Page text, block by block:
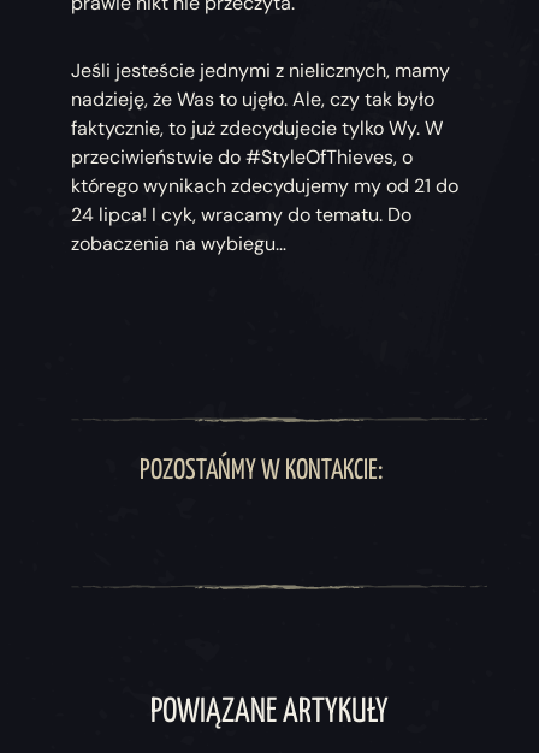
Jeśli jesteście jednymi z nielicznych, mamy
nadzieję, że Was to ujęło. Ale, czy tak było
faktycznie, to już zdecydujecie tylko Wy. W
przeciwieństwie do #StyleOfThieves, o
którego wynikach zdecydujemy my od 21 do
24 lipca! I cyk, wracamy do tematu. Do
zobaczenia na wybiegu…
POZOSTAŃMY W KONTAKCIE:
POWIĄZANE ARTYKUŁY